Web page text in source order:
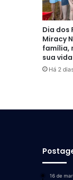
Dia dos
Miracy
família,
sua vida
Há 2
16 de